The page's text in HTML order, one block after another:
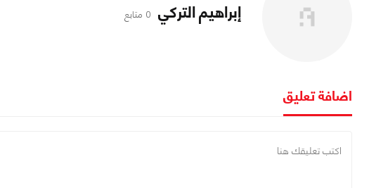
إبراهيم التركي 0 متابع
اضافة تعليق